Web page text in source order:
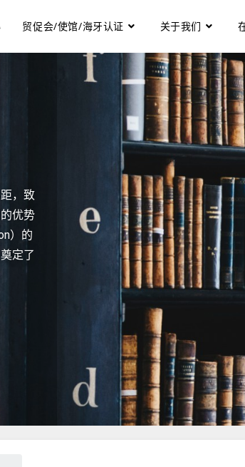
贸促会/使馆/海牙认证 关于我们
，致
优势
）的
定了